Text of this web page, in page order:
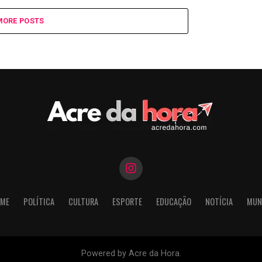
POSTS
POLÍTICA CULTURA ESPORTE EDUCAÇÃO NOTÍCIA
Powered by Acre da Hora.